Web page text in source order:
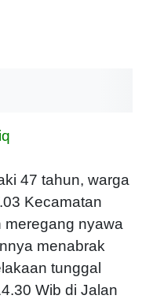
47 tahun, warga
Kecamatan
meregang nyawa
menabrak
tunggal
Wib di Jalan